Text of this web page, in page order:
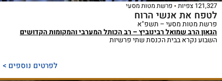
121,327 צפיות פרשת מטות מסעי
לטפח את אנשי הרוח
פרשת מטות מסעי – תשפ"א
הגאון הרב שמואל רבינוביץ – רב הכותל המערבי והמקומות הקדושים
השבוע נקרא בבית הכנסת שתי פרשיות
לפרטים נוספים >